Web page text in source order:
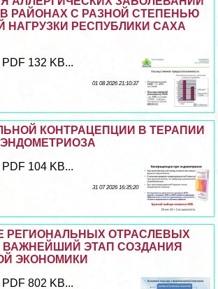
РАЙОНАХ С РАЗНОЙ СТЕПЕНЬЮ
НАГРУЗКИ РЕСПУБЛИКИ САХА
132 KB...
01 08 2026 21:10:37
КОНТРАЦЕПЦИИ В ТЕРАПИИ
104 KB...
31 07 2026 16:35:20
РЕГИОНАЛЬНЫХ ОТРАСЛЕВЫХ
ВАЖНЕЙШИЙ ЭТАП СОЗДАНИЯ
ЭКОНОМИКИ
802 KB...